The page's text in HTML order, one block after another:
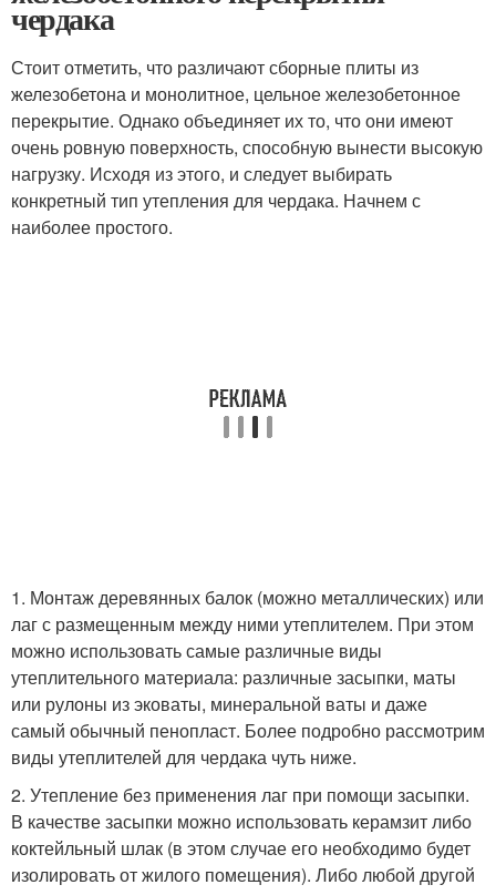
чердака
Стоит отметить, что различают сборные плиты из
железобетона и монолитное, цельное железобетонное
перекрытие. Однако объединяет их то, что они имеют
очень ровную поверхность, способную вынести высокую
нагрузку. Исходя из этого, и следует выбирать
конкретный тип утепления для чердака. Начнем с
наиболее простого.
1. Монтаж деревянных балок (можно металлических) или
лаг с размещенным между ними утеплителем. При этом
можно использовать самые различные виды
утеплительного материала: различные засыпки, маты
или рулоны из эковаты, минеральной ваты и даже
самый обычный пенопласт. Более подробно рассмотрим
виды утеплителей для чердака чуть ниже.
2. Утепление без применения лаг при помощи засыпки.
В качестве засыпки можно использовать керамзит либо
коктейльный шлак (в этом случае его необходимо будет
изолировать от жилого помещения). Либо любой другой